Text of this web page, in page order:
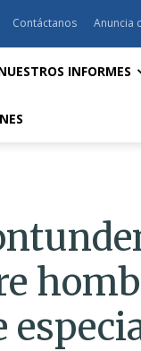
Contáctanos Anuncia
INFORMES